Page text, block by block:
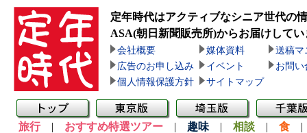
定年時代はアクティブなシニア世代の
ASA(朝日新聞販売所)からお届けしてい
会社概要 媒体資料
送稿マ
広告のお申し込み
イベント
お問い
個人情報保護方針
サイトマップ
旅行| おすすめ特選ツアー | 趣味 | 相談 | 食